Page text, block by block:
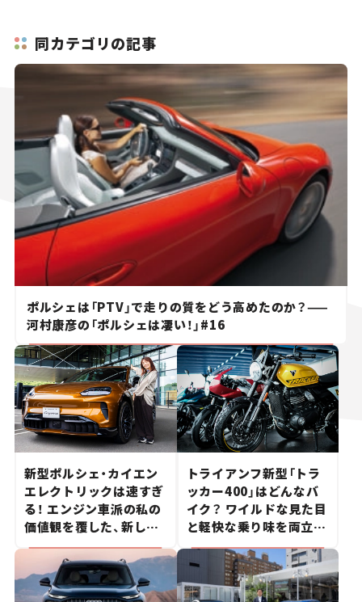
同カテゴリの記事
ポルシェは「PTV」で走りの質をどう高めたのか？——
河村康彦の「ポルシェは凄い！」#16
新型ポルシェ・カイエン
エレクトリックは速すぎ
る！ エンジン車派の私の
価値観を覆した、新しい
ポルシェの走り。
トライアンフ新型「トラ
ッカー400」はどんなバ
イク？ ワイルドな見た目
と軽快な乗り味を両立し
た400ccフラットトラッ
カー【試乗レビュー】